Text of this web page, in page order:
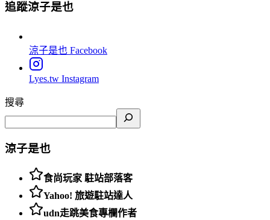
追蹤涼子是也
涼子是也 Facebook
Lyes.tw Instagram
搜尋
涼子是也
食尚玩家 駐站部落客
Yahoo! 旅遊駐站達人
udn走跳美食專欄作者